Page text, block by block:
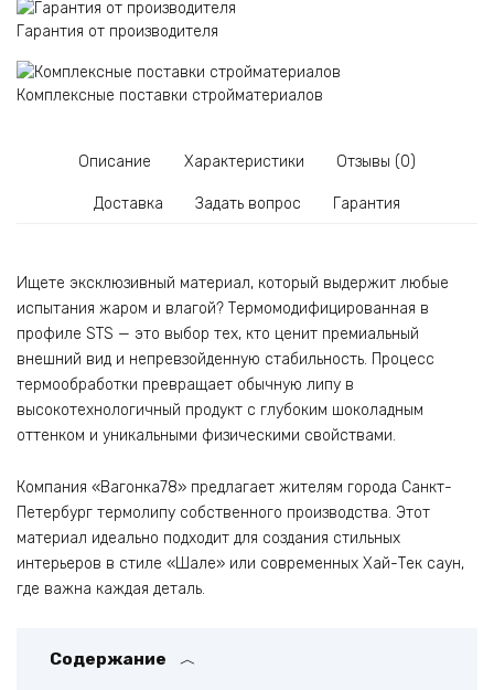
Гарантия от производителя
Комплексные поставки стройматериалов
Описание Характеристики Отзывы (0)
Доставка Задать вопрос Гарантия
Ищете эксклюзивный материал, который выдержит любые
испытания жаром и влагой? Термомодифицированная в
профиле STS — это выбор тех, кто ценит премиальный
внешний вид и непревзойденную стабильность. Процесс
термообработки превращает обычную липу в
высокотехнологичный продукт с глубоким шоколадным
оттенком и уникальными физическими свойствами.
Компания «Вагонка78» предлагает жителям города Санкт-
Петербург термолипу собственного производства. Этот
материал идеально подходит для создания стильных
интерьеров в стиле «Шале» или современных Хай-Тек саун,
где важна каждая деталь.
Содержание